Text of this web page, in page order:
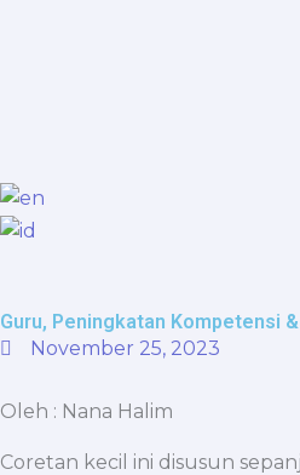
Guru, Peningkatan Kompetensi
November 25, 2023
Oleh : Nana Halim
Coretan kecil ini disusun